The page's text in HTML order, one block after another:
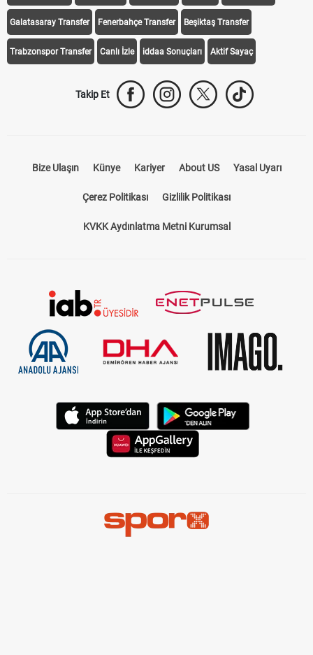
Galatasaray Transfer Fenerbahçe Transfer Beşiktaş Transfer
Trabzonspor Transfer Canlı İzle iddaa Sonuçları Aktif Sayaç
Takip Et
Bize Ulaşın Künye Kariyer About US Yasal Uyarı
Çerez Politikası Gizlilik Politikası
KVKK Aydınlatma Metni Kurumsal